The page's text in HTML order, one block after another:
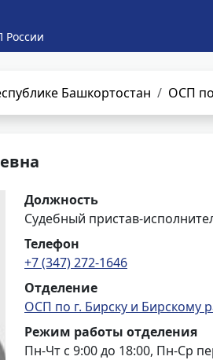
Башкортостан ОСП
Должность
Судебный пристав-
Телефон
+7 (347) 272-1646
Отделение
ОСП по г. Бирску и Бирскому
Режим работы отделения
Пн-Чт с 9:00 до 18:00, Пн-Ср